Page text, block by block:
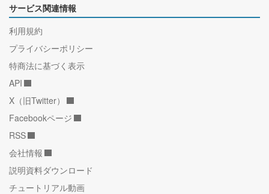
サービス関連情報
利用規約
プライバシーポリシー
特商法に基づく表示
API
X（旧Twitter）
Facebookページ
RSS
会社情報
説明資料ダウンロード
チュートリアル動画